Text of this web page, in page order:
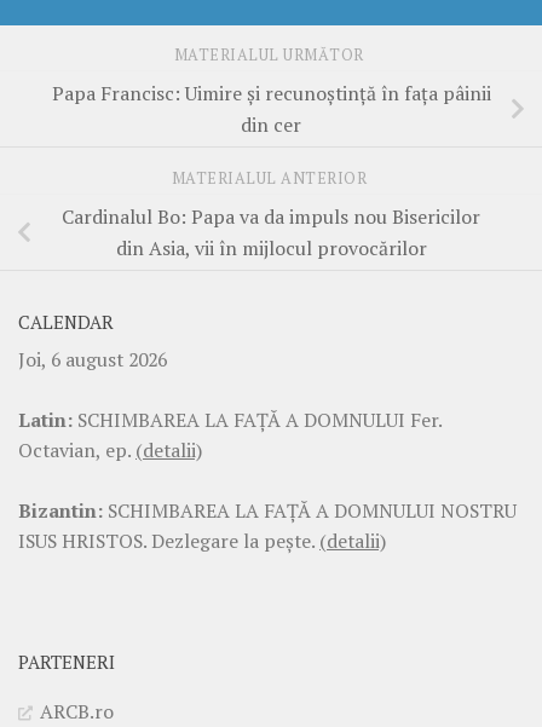
MATERIALUL URMĂTOR
Papa Francisc: Uimire și recunoștință în fața pâinii
din cer
MATERIALUL ANTERIOR
Cardinalul Bo: Papa va da impuls nou Bisericilor
din Asia, vii în mijlocul provocărilor
CALENDAR
Joi, 6 august 2026
Latin: SCHIMBAREA LA FAŢĂ A DOMNULUI Fer.
Octavian, ep. (detalii)
Bizantin: SCHIMBAREA LA FAŢĂ A DOMNULUI NOSTRU
ISUS HRISTOS. Dezlegare la pește. (detalii)
PARTENERI
ARCB.ro